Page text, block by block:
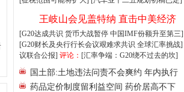
王岐山会见盖特纳 直击中美经济
[G20达成共识 货币大战暂停 中国IMF份额升至第三]
[G20财长及央行行长会议艰难求共识 全球汇率挑战]
议联合公报] 评论： [汇率争端：G20绕不过去的坎]
国土部:土地违法问责不会爽约 年内执行
药品定价制度留利益空间 药价居高不下